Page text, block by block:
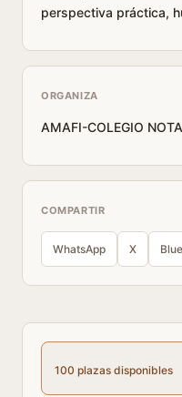
perspectiva práctica,
ORGANIZA
AMAFI-COLEGIO
COMPARTIR
WhatsApp X
100 plazas disponibles